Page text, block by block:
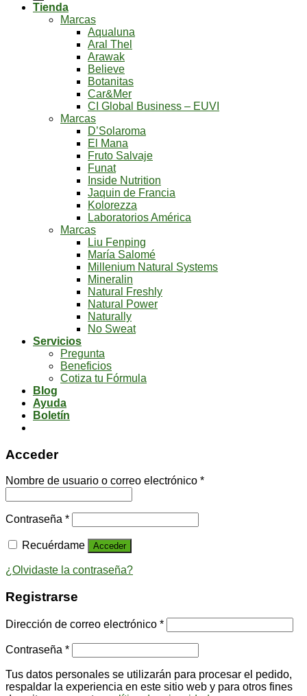
Tienda
Marcas
Aqualuna
Aral Thel
Arawak
Believe
Botanitas
Car&Mer
CI Global Business – EUVI
Marcas
D’Solaroma
El Mana
Fruto Salvaje
Funat
Inside Nutrition
Jaquin de Francia
Kolorezza
Laboratorios América
Marcas
Liu Fenping
María Salomé
Millenium Natural Systems
Mineralin
Natural Freshly
Natural Power
Naturally
No Sweat
Servicios
Pregunta
Beneficios
Cotiza tu Fórmula
Blog
Ayuda
Boletín
Acceder
Nombre de usuario o correo electrónico *
Contraseña *
Recuérdame Acceder
¿Olvidaste la contraseña?
Registrarse
Dirección de correo electrónico *
Contraseña *
Tus datos personales se utilizarán para procesar el pedido,
respaldar la experiencia en este sitio web y para otros fines